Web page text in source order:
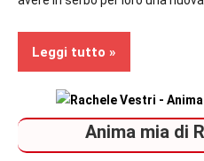
Leggi tutto
piano
Anima mia di